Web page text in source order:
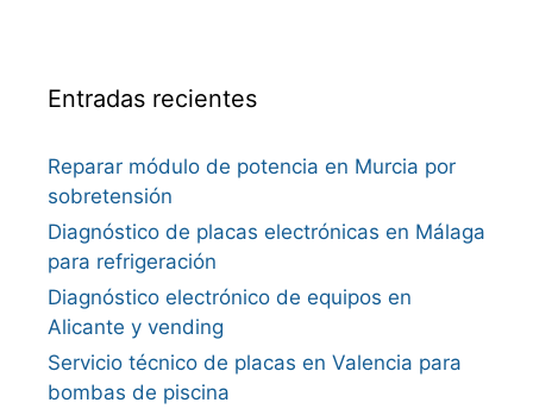
Entradas recientes
Reparar módulo de potencia en Murcia por
sobretensión
Diagnóstico de placas electrónicas en Málaga
para refrigeración
Diagnóstico electrónico de equipos en
Alicante y vending
Servicio técnico de placas en Valencia para
bombas de piscina